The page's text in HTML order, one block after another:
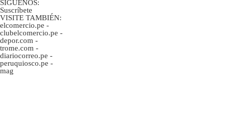
SÍGUENOS:
Suscríbete
VISITE TAMBIÉN:
elcomercio.pe -
clubelcomercio.pe -
depor.com -
trome.com -
diariocorreo.pe -
peruquiosco.pe -
mag